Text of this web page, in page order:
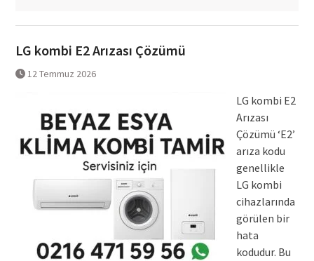
LG kombi E2 Arızası Çözümü
12 Temmuz 2026
LG kombi E2
Arızası
Çözümü ‘E2’
arıza kodu
genellikle
LG kombi
cihazlarında
görülen bir
hata
kodudur. Bu